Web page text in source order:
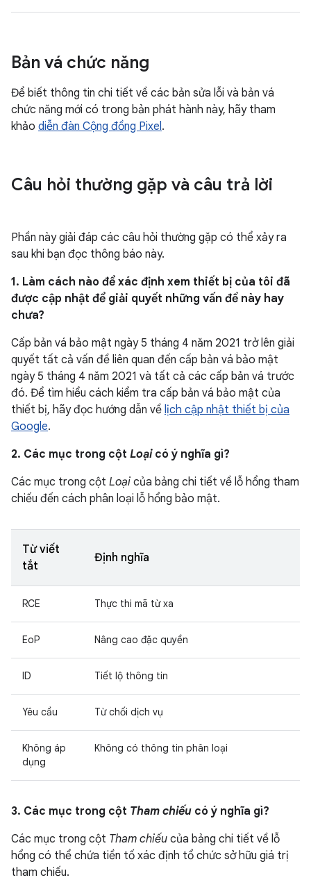
Bản vá chức năng
Để biết thông tin chi tiết về các bản sửa lỗi và bản vá
chức năng mới có trong bản phát hành này, hãy tham
khảo diễn đàn Cộng đồng Pixel.
Câu hỏi thường gặp và câu trả lời
Phần này giải đáp các câu hỏi thường gặp có thể xảy ra
sau khi bạn đọc thông báo này.
1. Làm cách nào để xác định xem thiết bị của tôi đã
được cập nhật để giải quyết những vấn đề này hay
chưa?
Cấp bản vá bảo mật ngày 5 tháng 4 năm 2021 trở lên giải
quyết tất cả vấn đề liên quan đến cấp bản vá bảo mật
ngày 5 tháng 4 năm 2021 và tất cả các cấp bản vá trước
đó. Để tìm hiểu cách kiểm tra cấp bản vá bảo mật của
thiết bị, hãy đọc hướng dẫn về lịch cập nhật thiết bị của
Google.
2. Các mục trong cột Loạicó ý nghĩa gì?
Các mục trong cột Loại của bảng chi tiết về lỗ hổng tham
chiếu đến cách phân loại lỗ hổng bảo mật.
Từ viết
tắt
Định nghĩa
RCE Thực thi mã từ xa
EoP Nâng cao đặc quyền
ID Tiết lộ thông tin
Yêu cầu Từ chối dịch vụ
Không áp
dụng
Không có thông tin phân loại
3. Các mục trong cột Tham chiếu có ý nghĩa gì?
Các mục trong cột Tham chiếu của bảng chi tiết về lỗ
hổng có thể chứa tiền tố xác định tổ chức sở hữu giá trị
tham chiếu.